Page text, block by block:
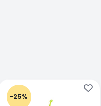
-25%